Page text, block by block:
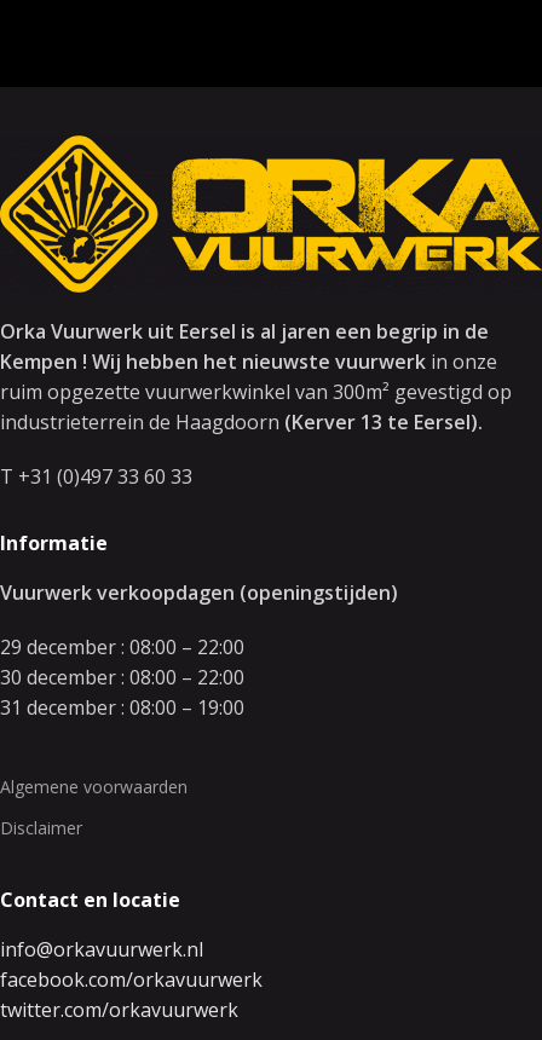
Orka Vuurwerk uit Eersel is al jaren een begrip in de
Kempen ! Wij hebben het nieuwste vuurwerk in onze
ruim opgezette vuurwerkwinkel van 300m² gevestigd op
industrieterrein de Haagdoorn (Kerver 13 te Eersel).
T +31 (0)497 33 60 33
Informatie
Vuurwerk verkoopdagen (openingstijden)
29 december : 08:00 – 22:00
30 december : 08:00 – 22:00
31 december : 08:00 – 19:00
Algemene voorwaarden
Disclaimer
Contact en locatie
info@orkavuurwerk.nl
facebook.com/orkavuurwerk
twitter.com/orkavuurwerk